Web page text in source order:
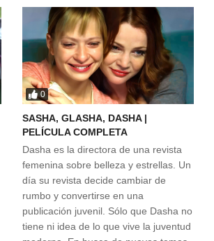
0
SASHA, GLASHA, DASHA |
PELÍCULA COMPLETA
Dasha es la directora de una revista
femenina sobre belleza y estrellas. Un
día su revista decide cambiar de
rumbo y convertirse en una
publicación juvenil. Sólo que Dasha no
tiene ni idea de lo que vive la juventud